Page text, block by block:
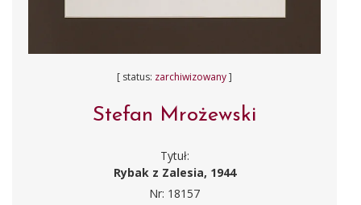
[ status: zarchiwizowany]
Stefan Mrożewski
Tytuł:
Rybak z Zalesia, 1944
Nr: 18157